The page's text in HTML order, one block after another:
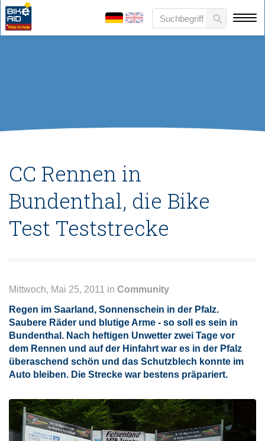
CC Rennen in
Bundenthal, die Bike
Test Teststrecke
Mittwoch, Mai 25, 2011 in Community
Regen im Saarland, Sonnenschein in der Pfalz.
Saubere Räder und blutige Arme - so soll es sein in
Bundenthal. Nach heftigen Unwetter zwei Tage vor
dem Rennen und auf der Hinfahrt war es in der Pfalz
überaschend schön und das Schutzblech konnte im
Auto bleiben. Die Strecke war bestens präpariert.